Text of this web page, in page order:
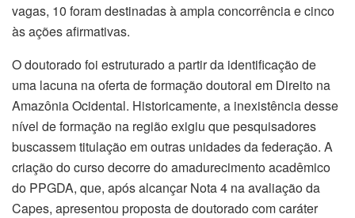
vagas, 10 foram destinadas à ampla concorrência e cinco
às ações afirmativas.
O doutorado foi estruturado a partir da identificação de
uma lacuna na oferta de formação doutoral em Direito na
Amazônia Ocidental. Historicamente, a inexistência desse
nível de formação na região exigiu que pesquisadores
buscassem titulação em outras unidades da federação. A
criação do curso decorre do amadurecimento acadêmico
do PPGDA, que, após alcançar Nota 4 na avaliação da
Capes, apresentou proposta de doutorado com caráter